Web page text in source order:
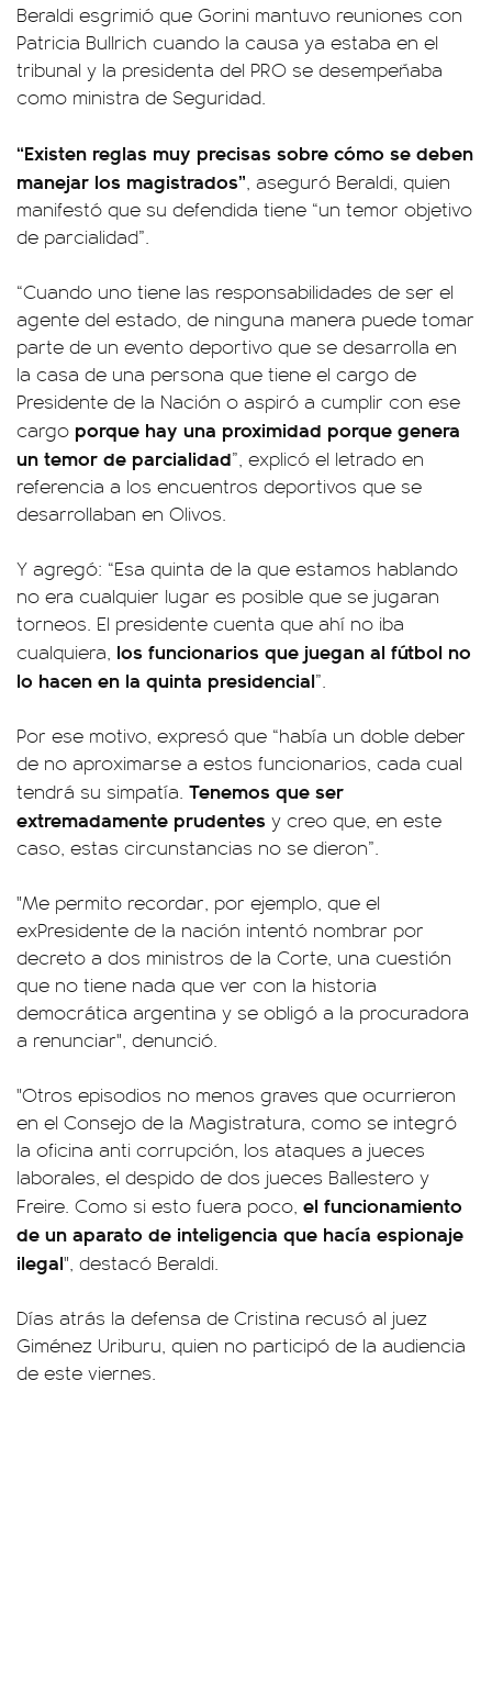
Beraldi esgrimió que Gorini mantuvo reuniones con
Patricia Bullrich cuando la causa ya estaba en el
tribunal y la presidenta del PRO se desempeñaba
como ministra de Seguridad.
“Existen reglas muy precisas sobre cómo se deben
manejar los magistrados”, aseguró Beraldi, quien
manifestó que su defendida tiene “un temor objetivo
de parcialidad”.
“Cuando uno tiene las responsabilidades de ser el
agente del estado, de ninguna manera puede tomar
parte de un evento deportivo que se desarrolla en
la casa de una persona que tiene el cargo de
Presidente de la Nación o aspiró a cumplir con ese
cargo porque hay una proximidad porque genera
un temor de parcialidad”, explicó el letrado en
referencia a los encuentros deportivos que se
desarrollaban en Olivos.
Y agregó: “Esa quinta de la que estamos hablando
no era cualquier lugar es posible que se jugaran
torneos. El presidente cuenta que ahí no iba
cualquiera, los funcionarios que juegan al fútbol no
lo hacen en la quinta presidencial”.
Por ese motivo, expresó que “había un doble deber
de no aproximarse a estos funcionarios, cada cual
tendrá su simpatía. Tenemos que ser
extremadamente prudentes y creo que, en este
caso, estas circunstancias no se dieron”.
"Me permito recordar, por ejemplo, que el
exPresidente de la nación intentó nombrar por
decreto a dos ministros de la Corte, una cuestión
que no tiene nada que ver con la historia
democrática argentina y se obligó a la procuradora
a renunciar", denunció.
"Otros episodios no menos graves que ocurrieron
en el Consejo de la Magistratura, como se integró
la oficina anti corrupción, los ataques a jueces
laborales, el despido de dos jueces Ballestero y
Freire. Como si esto fuera poco, el funcionamiento
de un aparato de inteligencia que hacía espionaje
ilegal", destacó Beraldi.
Días atrás la defensa de Cristina recusó al juez
Giménez Uriburu, quien no participó de la audiencia
de este viernes.